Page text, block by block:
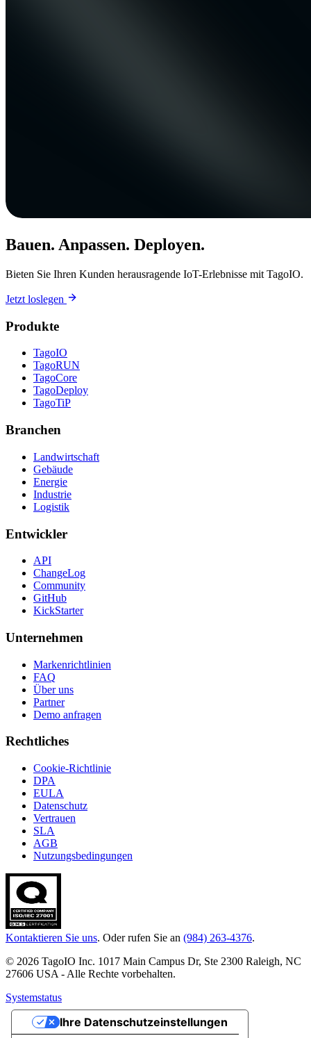
Bauen. Anpassen. Deployen.
Bieten Sie Ihren Kunden herausragende IoT-Erlebnisse mit TagoIO.
Jetzt loslegen
Produkte
TagoIO
TagoRUN
TagoCore
TagoDeploy
TagoTiP
Branchen
Landwirtschaft
Gebäude
Energie
Industrie
Logistik
Entwickler
API
ChangeLog
Community
GitHub
KickStarter
Unternehmen
Markenrichtlinien
FAQ
Über uns
Partner
Demo anfragen
Rechtliches
Cookie-Richtlinie
DPA
EULA
Datenschutz
Vertrauen
SLA
AGB
Nutzungsbedingungen
Kontaktieren Sie uns. Oder rufen Sie an (984) 263-4376.
© 2026 TagoIO Inc. 1017 Main Campus Dr, Ste 2300 Raleigh, NC
27606 USA - Alle Rechte vorbehalten.
Systemstatus
Ihre Datenschutzeinstellungen